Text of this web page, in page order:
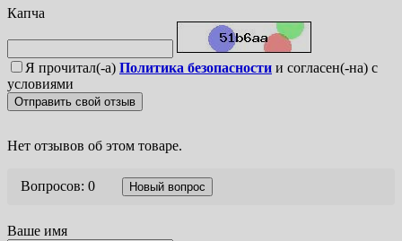
Капча
Я прочитал(-а) Политика безопасности и согласен(-на) с
условиями
Отправить свой отзыв
Нет отзывов об этом товаре.
Вопросов: 0 Новый вопрос
Ваше имя